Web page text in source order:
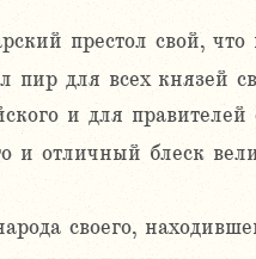
престол свой, что
пир для всех
и для правителей
и отличный блеск
своего,